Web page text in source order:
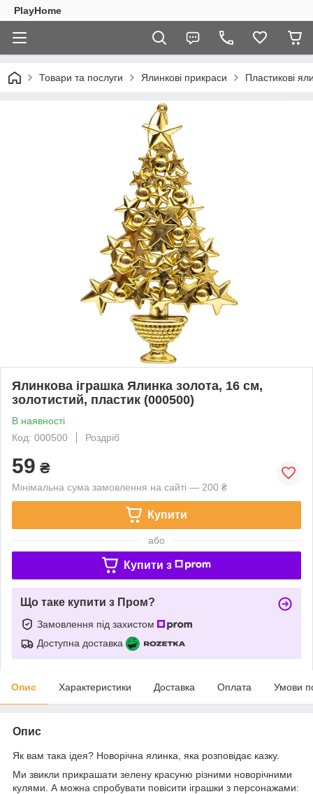
PlayHome
Товари та послуги Ялинкові прикраси Пластикові
Ялинкова іграшка Ялинка золота, 16 см,
золотистий, пластик (000500)
В наявності
Код: 000500
Роздріб
59 ₴
Мінімальна сума замовлення на сайті — 200 ₴
Купити
або
Купити з
Що таке купити з Пром?
Замовлення під захистом
Доступна доставка
Опис Характеристики Доставка Оплата Умови
Опис
Як вам така ідея? Новорічна ялинка, яка розповідає казку.
Ми звикли прикрашати зелену красуню різними новорічними
кулями. А можна спробувати повісити іграшки з персонажами: